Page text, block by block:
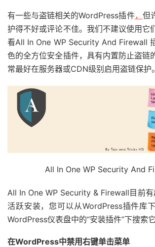
有一些与盗链相关的WordPress插件， 但
护得不好或评论不佳。我们不建议使用它
看All In One WP Security And Firewall
色的全方位安全插件，具有内置防止盗链
常最好在服务器或CDN级别启用盗链保护。
All In One WP Security And
All In One WP Security & Firewall目前
活跃安装，您可以从WordPress插件库
WordPress仪表盘中的“安装插件”下搜索它
在WordPress中禁用右键单击菜单